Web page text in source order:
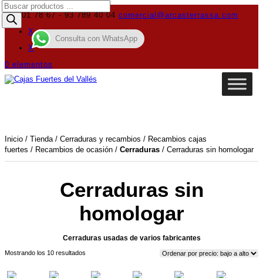
619 01 78 67 - 93 789 40 04 comercial@arcasterrassa.com
X
X
0 elementos
Búsqueda
de
productos
Inicio / Tienda/ Cerraduras y recambios / Recambios cajas
fuertes / Recambios de ocasión / Cerraduras / Cerraduras sin homologar
Cerraduras sin
homologar
Cerraduras usadas de varios fabricantes
Mostrando los 10 resultados
bajo
Consulta con WhatsApp